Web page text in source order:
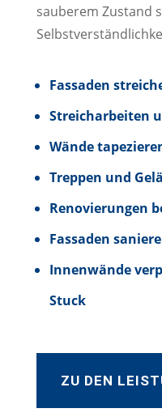
sauberem Zustand
Fassaden
Streicharbeiten
Wände
Treppen und
Renovierungen
Fassaden
Innenwände
Stuck
ZU DEN